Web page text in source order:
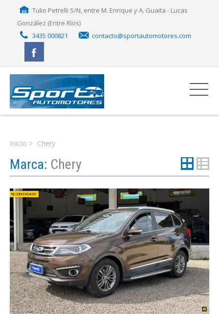
Tulio Petrelli S/N, entre M. Enrique y A. Guaita - Lucas
González (Entre Ríos)
3435 000821
contacto@sportautomotores.com
Inicio Chery
Marca: Chery
RECOMENDADO